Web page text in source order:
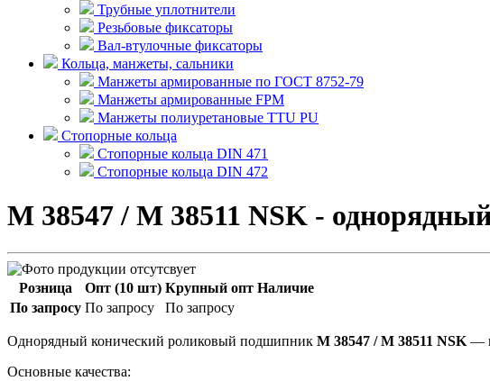
Трубные уплотнители
Резьбовые фиксаторы
Вал-втулочные фиксаторы
Кольца, манжеты, сальники
Манжеты армированные по ГОСТ 8752-79
Манжеты армированные FPM
Манжеты полиуретановые TTU PU
Стопорные кольца
Стопорные кольца DIN 471
Стопорные кольца DIN 472
M 38547 / M 38511 NSK -
Розница Опт (10 шт) Крупный опт Наличие
По запросу По запросу По запросу
Однорядный конический роликовый подшипник M 38547 / M 38511 NSK —
Основные качества: